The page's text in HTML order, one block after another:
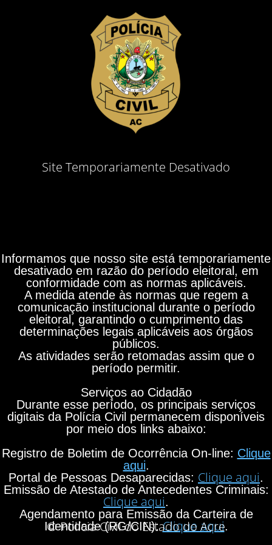
Site Temporariamente Desativado
Informamos que nosso site está temporariamente
desativado em razão do período eleitoral, em
conformidade com as normas aplicáveis.
A medida atende às normas que regem a
comunicação institucional durante o período
eleitoral, garantindo o cumprimento das
determinações legais aplicáveis aos órgãos
públicos.
As atividades serão retomadas assim que o
período permitir.
Serviços ao Cidadão
Durante esse período, os principais serviços
digitais da Polícia Civil permanecem disponíveis
por meio dos links abaixo:
Registro de Boletim de Ocorrência On-line: Clique
aqui.
Portal de Pessoas Desaparecidas: Clique aqui.
Emissão de Atestado de Antecedentes Criminais:
Clique aqui.
Agendamento para Emissão da Carteira de
Identidade (RG/CIN):Clique aqui.
© Polícia Civil do Estado do Acre